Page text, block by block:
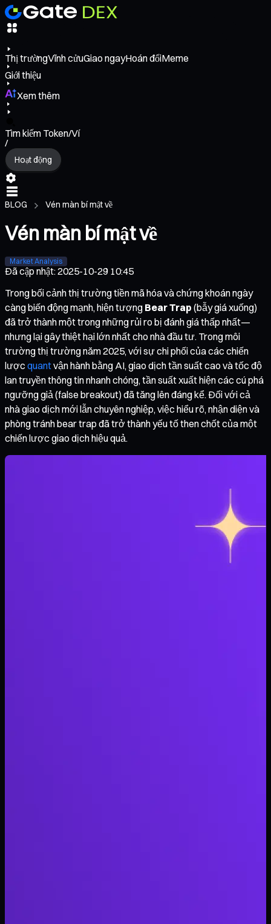
Thị trườngVĩnh cửuGiao ngayHoán đổiMeme
Giới thiệu
Xem thêm
Tìm kiếm Token/Ví
/
Hoạt động
BLOG Vén màn bí mật về
Vén màn bí mật về
Market Analysis
Đã cập nhật:2025-10-29 10:45
Trong bối cảnh thị trường tiền mã hóa và chứng khoán ngày
càng biến động mạnh, hiện tượng Bear Trap (bẫy giá xuống)
đã trở thành một trong những rủi ro bị đánh giá thấp nhất—
nhưng lại gây thiệt hại lớn nhất cho nhà đầu tư. Trong môi
trường thị trường năm 2025, với sự chi phối của các chiến
lược quantvận hành bằng AI, giao dịch tần suất cao và tốc độ
lan truyền thông tin nhanh chóng, tần suất xuất hiện các cú phá
ngưỡng giả (false breakout) đã tăng lên đáng kể. Đối với cả
nhà giao dịch mới lẫn chuyên nghiệp, việc hiểu rõ, nhận diện và
phòng tránh bear trap đã trở thành yếu tố then chốt của một
chiến lược giao dịch hiệu quả.